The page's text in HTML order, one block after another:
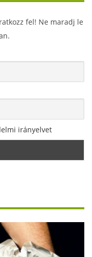
fel! Ne maradj le
irányelvet